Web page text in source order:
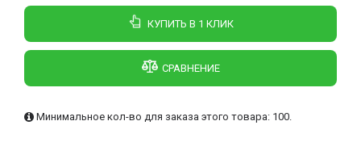
КУПИТЬ В 1 КЛИК
СРАВНЕНИЕ
Минимальное кол-во для заказа этого товара: 100.